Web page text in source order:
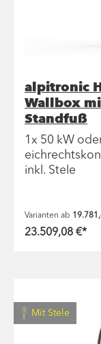
alpitronic
Wallbox
Standfuß
1x 50 kW
inkl. Stele
Varianten ab
23.509,08 €*
Mit Stele